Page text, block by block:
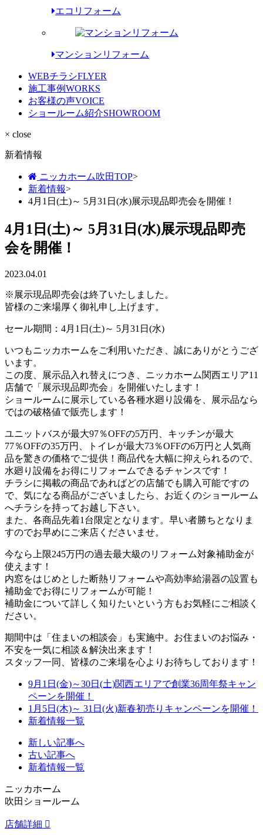
エコリフォーム
マンションリフォーム
WEBチラシFLYER
施工事例WORKS
お客様の声VOICE
ショールーム紹介SHOWROOM
× close
新着情報
ニッカホーム吹田TOP>
新着情報>
4月1日(土)～ 5月31日(水)展示現品即売会を開催！
4月1日(土)～ 5月31日(水)展示現品即売
会を開催！
2023.04.01
※展示現品即売会は終了いたしました。
皆様のご来場厚く御礼申し上げます。
セール期間：4月1日(土)～ 5月31日(水)
いつもニッカホームをご利用いただき、誠にありがとうござ
います。
この度、展示品入れ替えにつき、ニッカホーム関西エリア11
店舗で「展示現品即売会」を開催いたします！
ショールームに展示している各種水廻り設備を、展示品なら
ではの破格値で販売します！
ユニットバスが最大97％OFFの5万円、キッチンが最大
77％OFFの35万円、トイレが最大73％OFFの6万円と人気商
品を驚きの価格でご提供！商品代を大幅に抑えられるので、
水廻り設備をお得にリフォームできるチャンスです！
チラシに掲載の商品であればどの店舗でも購入可能ですの
で、気になる商品がございましたら、お近くのショールーム
へチラシを持ってお越し下さい。
また、 各商品先着1台限定となります。早い者勝ちとなりま
すのでお早めにご来店くださいませ。
今なら上限245万円の過去最大級のリフォーム対象補助金が
使えます！
内窓をはじめとした断熱リフォームや高効率給湯器の設置も
補助金でお得にリフォームが可能！
補助金について詳しく知りたいという方もお気軽にご相談く
ださい。
期間中は「住まいの相談会」も実施中。お住まいのお悩み・
不安を一気に相談＆解決出来ます！
スタッフ一同、皆様のご来場を心よりお待ちしております！
9月1日(金)～30日(土)関西エリアで創業36周年祭キャン
ペーンを開催！
1月5日(木)～ 31日(火)新春初売りキャンペーンを開催！
新着情報一覧
新しい記事へ
古い記事へ
新着情報一覧
ニッカホーム
吹田ショールーム
店舗詳細